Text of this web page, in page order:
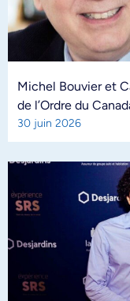
Michel Bouvier et
de l’Ordre du
30 juin 2026